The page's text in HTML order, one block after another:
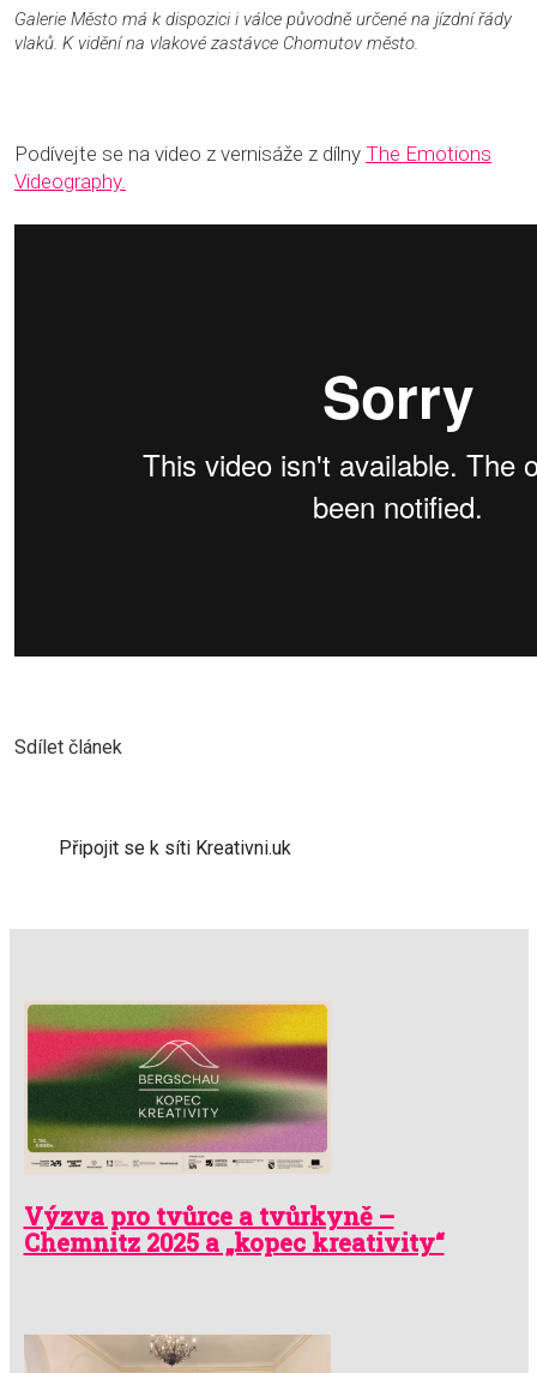
Galerie Město má k dispozici i válce původně určené na jízdní řády
vlaků. K vidění na vlakové zastávce Chomutov město.
Podívejte se na video z vernisáže z dílny The Emotions
Videography.
Sdílet článek
Připojit se k síti Kreativni.uk
Výzva pro tvůrce a tvůrkyně –
Chemnitz 2025 a „kopec kreativity“